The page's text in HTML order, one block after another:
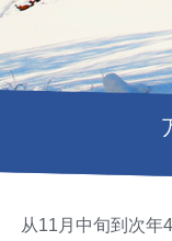
从11月中旬到次年